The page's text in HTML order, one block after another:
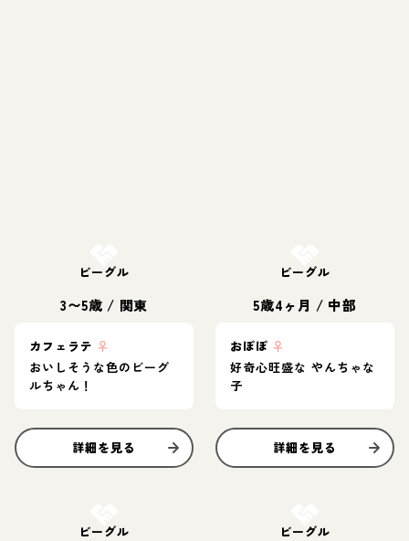
ビーグル
3〜5歳 / 関東
カフェラテ ♀
おいしそうな色のビーグ
ルちゃん！
詳細を見る
ビーグル
5歳4ヶ月 / 中部
おぽぽ ♀
好奇心旺盛な やんちゃな
子
詳細を見る
ビーグル ビーグル